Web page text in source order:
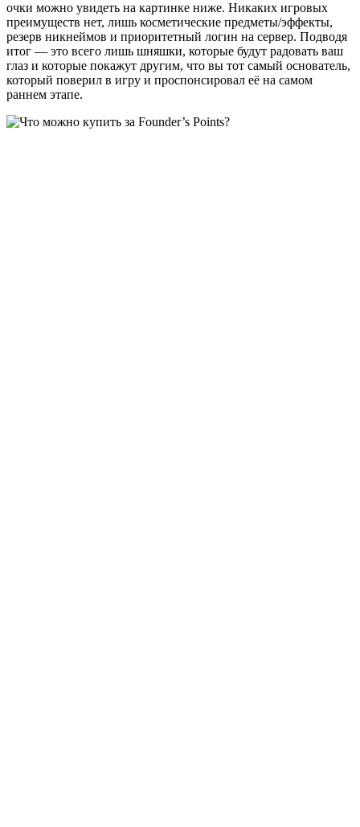
очки можно увидеть на картинке ниже. Никаких игровых
преимуществ нет, лишь косметические предметы/эффекты,
резерв никнеймов и приоритетный логин на сервер. Подводя
итог — это всего лишь шняшки, которые будут радовать ваш
глаз и которые покажут другим, что вы тот самый основатель,
который поверил в игру и проспонсировал её на самом
раннем этапе.